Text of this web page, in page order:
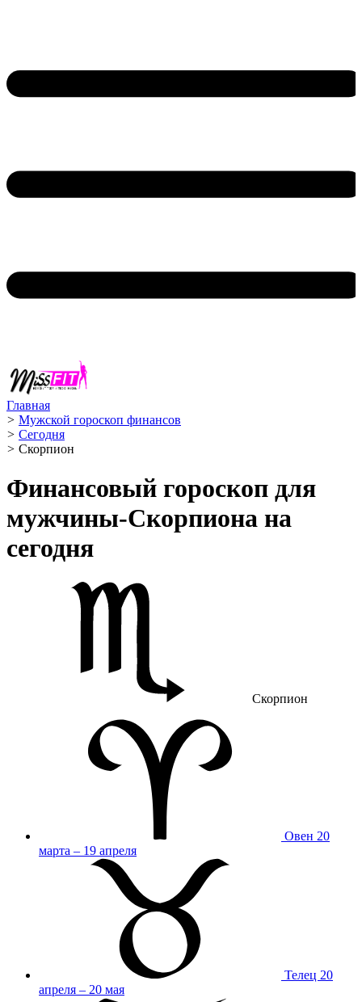
Главная
> Мужской гороскоп финансов
> Сегодня
> Скорпион ️
Финансовый гороскоп для
мужчины-Скорпиона на
сегодня
Скорпион
Овен 20
марта – 19 апреля
Телец 20
апреля – 20 мая